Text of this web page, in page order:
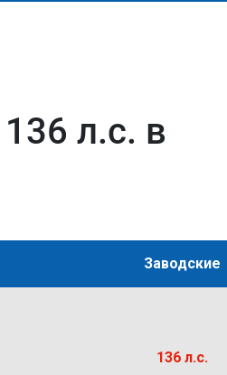
л.с. в
Заводские
136 л.с.